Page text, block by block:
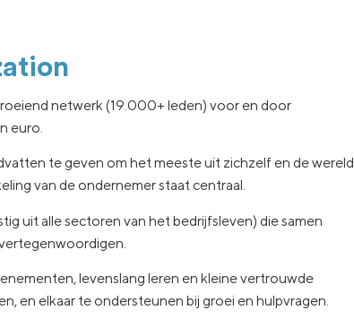
netwerk (19.000+ leden) voor en door
euro.
te geven om het meeste uit zichzelf en de wereld
van de ondernemer staat centraal.
uit alle sectoren van het bedrijfsleven) die samen
levenslang leren en kleine vertrouwde
en elkaar te ondersteunen bij groei en hulpvragen.